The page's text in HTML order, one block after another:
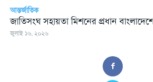
আন্তর্জাতিক
জাতিসংঘ সহায়তা মিশনের প্রধান
জুলাই ১৬, ২০২৬